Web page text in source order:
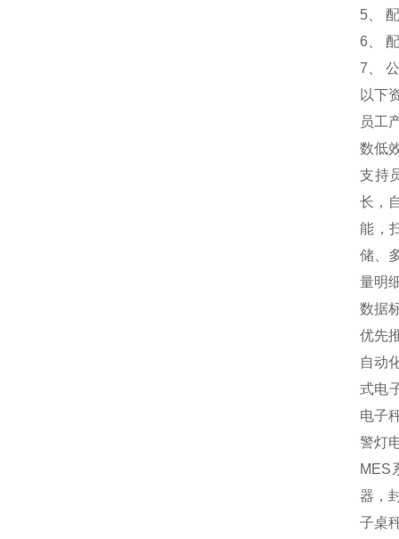
5、
6、
7、
以下
员工
数低
支持
长，
能，
储、
量明
数据
优先
自动
式电
电子
警灯
MES
器，
子桌